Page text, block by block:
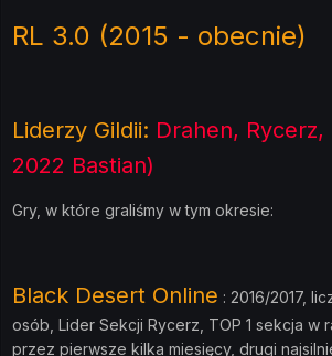
RL 3.0 (2015 - obecnie)
Liderzy Gildii: Drahen, Rycerz,
2022 Bastian)
Gry, w które graliśmy w tym okresie:
Black Desert Online : 2016/2017,
osób, Lider Sekcji Rycerz, TOP 1 sekcja w
przez pierwsze kilka miesięcy, drugi